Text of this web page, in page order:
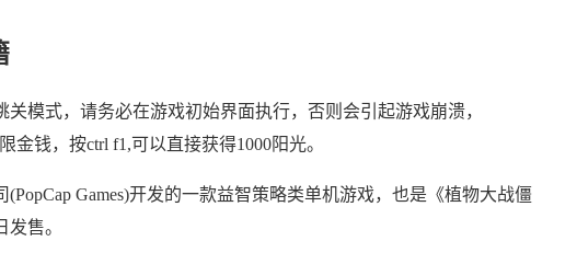
模式，请务必在游戏初始界面执行，否则会引起游戏崩溃，
钱，按ctrl f1,可以直接获得1000阳光。
Games)开发的一款益智策略类单机游戏，也是《植物大战僵
售。